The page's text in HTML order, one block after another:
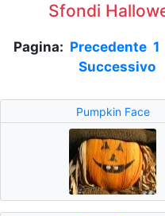
Sfondi
Pagina: Precedente 1
Successivo
Pumpkin Face